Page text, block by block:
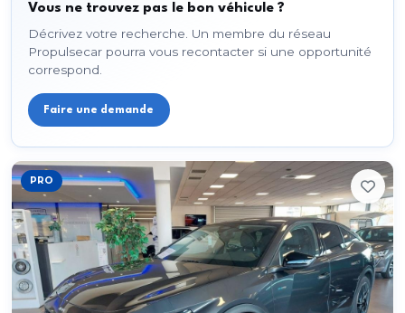
Vous ne trouvez pas le bon véhicule ?
Décrivez votre recherche. Un membre du réseau
Propulsecar pourra vous recontacter si une opportunité
correspond.
Faire une demande
PRO